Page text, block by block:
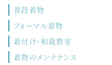
普段着物
フォーマル着物
着付け・和裁教室
着物のメンテナンス